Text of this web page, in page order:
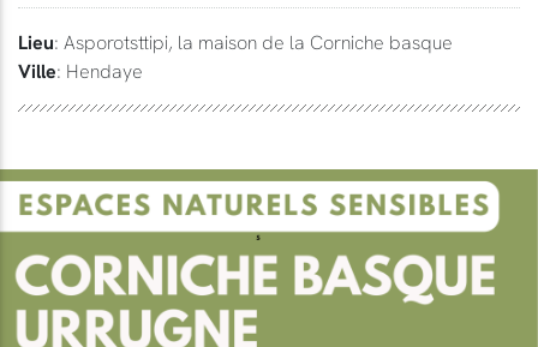
Lieu: Asporotsttipi, la maison de la Corniche basque
Ville: Hendaye